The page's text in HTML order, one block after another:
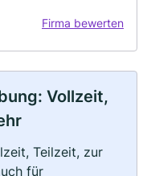
Firma bewerten
Vollzeit,
Teilzeit, zur
für